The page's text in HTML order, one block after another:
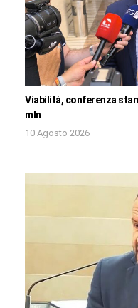
Viabilità, conferenza
mln
10 Agosto 2026